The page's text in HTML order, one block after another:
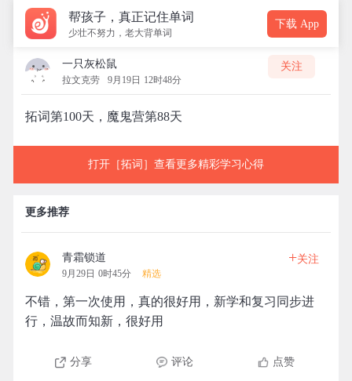
帮孩子，真正记住单词
少壮不努力，老大背单词
下载 App
一只灰松鼠
拉文克劳 9月19日 12时48分
关注
拓词第100天，魔鬼营第88天
打开［拓词］查看更多精彩学习心得
更多推荐
青霜锁道
9月29日 0时45分 精选
+关注
不错，第一次使用，真的很好用，新学和复习同步进
行，温故而知新，很好用
分享 评论 点赞